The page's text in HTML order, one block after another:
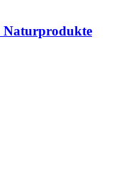
Naturprodukte